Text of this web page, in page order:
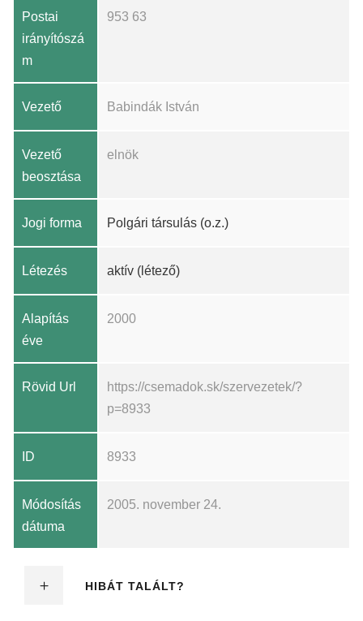
Postai
irányítószá
m
953 63
Vezető Babindák István
Vezető
beosztása
elnök
Jogi forma Polgári társulás (o.z.)
Létezés aktív (létező)
Alapítás
éve
2000
Rövid Url
https://csemadok.sk/szervezetek/?
p=8933
ID 8933
Módosítás
dátuma
2005. november 24.
HIBÁT TALÁLT?